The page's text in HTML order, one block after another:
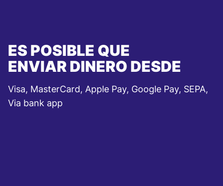
ES POSIBLE QUE
ENVIAR DINERO DESDE
Visa, MasterCard, Apple Pay, Google Pay, SEPA,
Via bank app